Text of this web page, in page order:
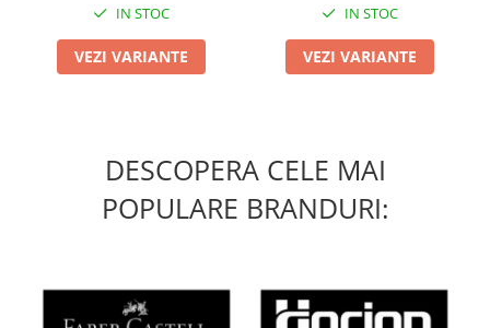
IN STOC
VEZI VARIANTE
IN STOC
VEZI VARIANTE
DESCOPERA CELE MAI
POPULARE BRANDURI: